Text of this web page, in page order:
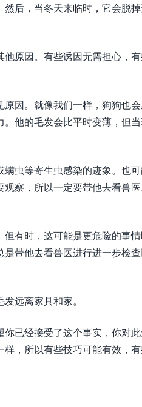
后，当冬天来临时，它会脱
原因。有些诱因无需担心，
因。就像我们一样，狗狗也
他的毛发会比平时变薄，但
虫等寄生虫感染的迹象。也
察，所以一定要带他去看兽
有时，这可能是更危险的事
带他去看兽医进行进一步检查
远离家具和家。
已经接受了这个事实，你对
，所以有些技巧可能有效，